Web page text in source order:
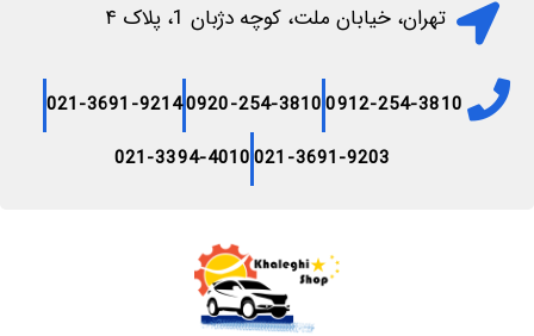
تهران، خیابان ملت، کوچه دژبان 1، پلاک ۴
0912-254-3810
0920-254-3810
021-3691-9214
021-3691-9203
021-3394-4010